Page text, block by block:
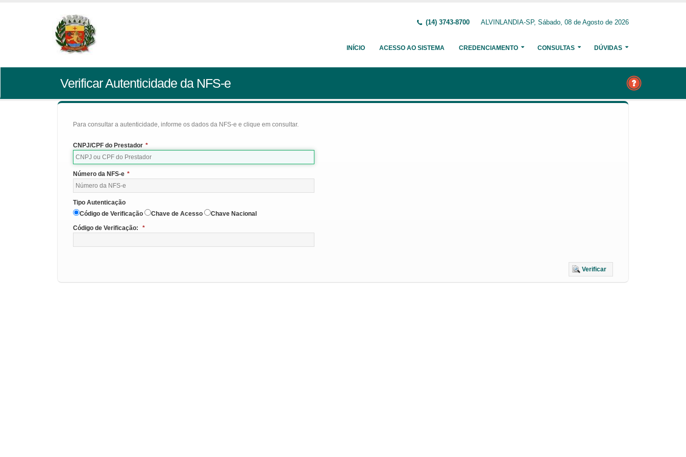
(14) 3743-8700 ALVINLANDIA-SP, Sábado, 08 de Agosto de 2026
INÍCIO ACESSO AO SISTEMA CREDENCIAMENTO CONSULTAS DÚVIDAS
Verificar Autenticidade da NFS-e
Para consultar a autenticidade, informe os dados da NFS-e e clique em consultar.
CNPJ/CPF do Prestador *
Número da NFS-e *
Tipo Autenticação
Código de Verificação
Chave de Acesso
Chave Nacional
Código de Verificação:
*
Verificar